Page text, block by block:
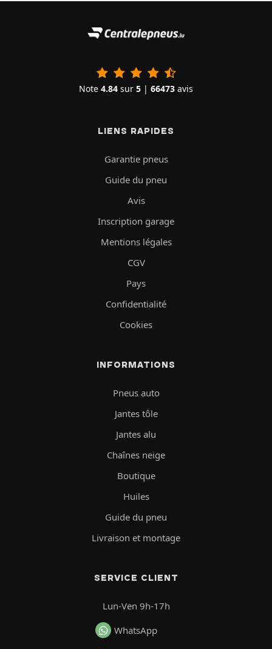
Note 4.84 sur 5 | 66473 avis
LIENS RAPIDES
Garantie pneus
Guide du pneu
Avis
Inscription garage
Mentions légales
CGV
Pays
Confidentialité
Cookies
INFORMATIONS
Pneus auto
Jantes tôle
Jantes alu
Chaînes neige
Boutique
Huiles
Guide du pneu
Livraison et montage
SERVICE CLIENT
Lun-Ven 9h-17h
WhatsApp